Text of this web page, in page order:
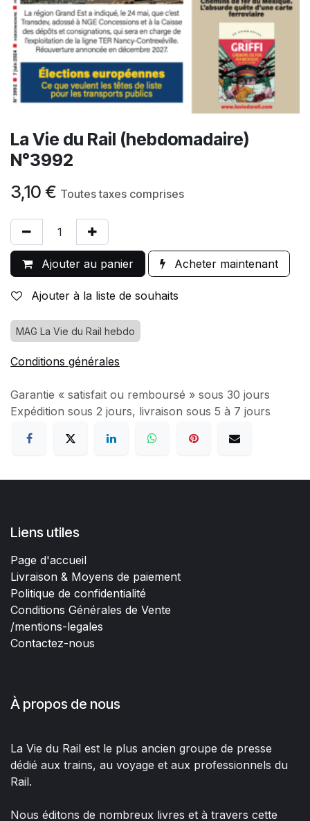
La Vie du Rail (hebdomadaire)
N°3992
3,10 € Toutes taxes comprises
Ajouter au panier Acheter maintenant
Ajouter à la liste de souhaits
MAG La Vie du Rail hebdo
Conditions générales
Garantie « satisfait ou remboursé » sous 30 jours
Expédition sous 2 jours, livraison sous 5 à 7 jours
Liens utiles
Page d'accueil
Livraison & Moyens de paiement
Politique de confidentialité
Conditions Générales de Vente
/mentions-legales
Contactez-nous
À propos de nous
La Vie du Rail est le plus ancien groupe de presse
dédié aux trains, au voyage et aux professionnels du
Rail.
Nous éditons de nombreux livres et à travers cette